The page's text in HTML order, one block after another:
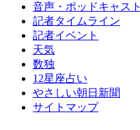
音声・ポッドキャスト
記者タイムライン
記者イベント
天気
数独
12星座占い
やさしい朝日新聞
サイトマップ